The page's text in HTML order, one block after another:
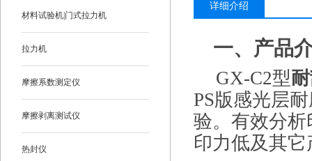
材料试验机|门式拉力机
拉力机
摩擦系数测定仪
摩擦剥离测试仪
热封仪
详细介绍
一、 产品
GX-C2型
PS版感光层
验。有效分析
印力低及其